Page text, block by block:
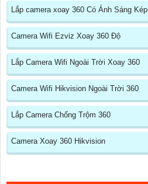
Lắp camera xoay 360 Có Ánh Sáng Kép
Camera Wifi Ezviz Xoay 360 Độ
Lắp Camera Wifi Ngoài Trời Xoay 360
Camera Wifi Hikvision Ngoài Trời 360
Lắp Camera Chống Trộm 360
Camera Xoay 360 Hikvision